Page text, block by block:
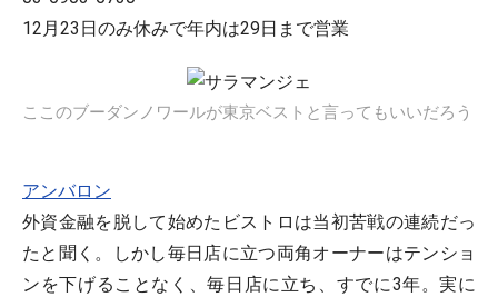
12月23日のみ休みで年内は29日まで営業
ここのブーダンノワールが東京ベストと言ってもいいだろう
アンバロン
外資金融を脱して始めたビストロは当初苦戦の連続だっ
たと聞く。しかし毎日店に立つ両角オーナーはテンショ
ンを下げることなく、毎日店に立ち、すでに3年。実に